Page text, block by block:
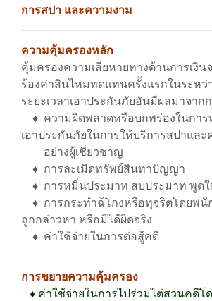
การสปา และความงาม
ความคุ้มครองหลัก
คุ้มครองความเสียหายทางด้านการเงิน
ร้องค่าสินไหมทดแทนครั้งแรกในระหว่
ระยะเวลาเอาประกันภัยอันมีผลมาจา
♦ ความผิดพลาดหรือบกพร่องในการ
เอาประกันภัยในการให้บริการสปาและ
อย่างผู้เชี่ยวชาญ
♦ การละเมิดทรัพย์สินทาปัญญา
♦ การหมิ่นประมาท สบประมาท พูดใ
♦ การกระทำฉ้โกงหรือทุจริตโดยพนั
ถูกกล่าวหา หรือมิได้ผิดจริง
♦ ค่าใช้จ่ายในการต่อสู้คดี
การขยายความคุ้มครอง
♦ ค่าใช้จ่ายในการไปร่วมไต่สวนคดีโ